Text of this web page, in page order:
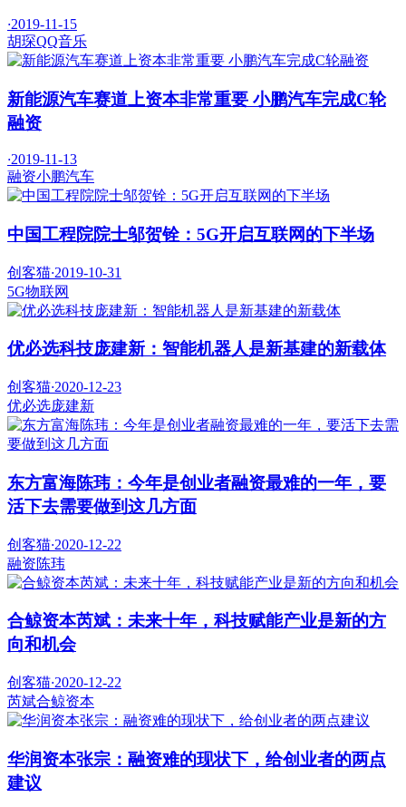
·2019-11-15
胡琛QQ音乐
新能源汽车赛道上资本非常重要 小鹏汽车完成C轮
融资
·2019-11-13
融资小鹏汽车
中国工程院院士邬贺铨：5G开启互联网的下半场
创客猫·2019-10-31
5G物联网
优必选科技庞建新：智能机器人是新基建的新载体
创客猫·2020-12-23
优必选庞建新
东方富海陈玮：今年是创业者融资最难的一年，要
活下去需要做到这几方面
创客猫·2020-12-22
融资陈玮
合鲸资本芮斌：未来十年，科技赋能产业是新的方
向和机会
创客猫·2020-12-22
芮斌合鲸资本
华润资本张宗：融资难的现状下，给创业者的两点
建议